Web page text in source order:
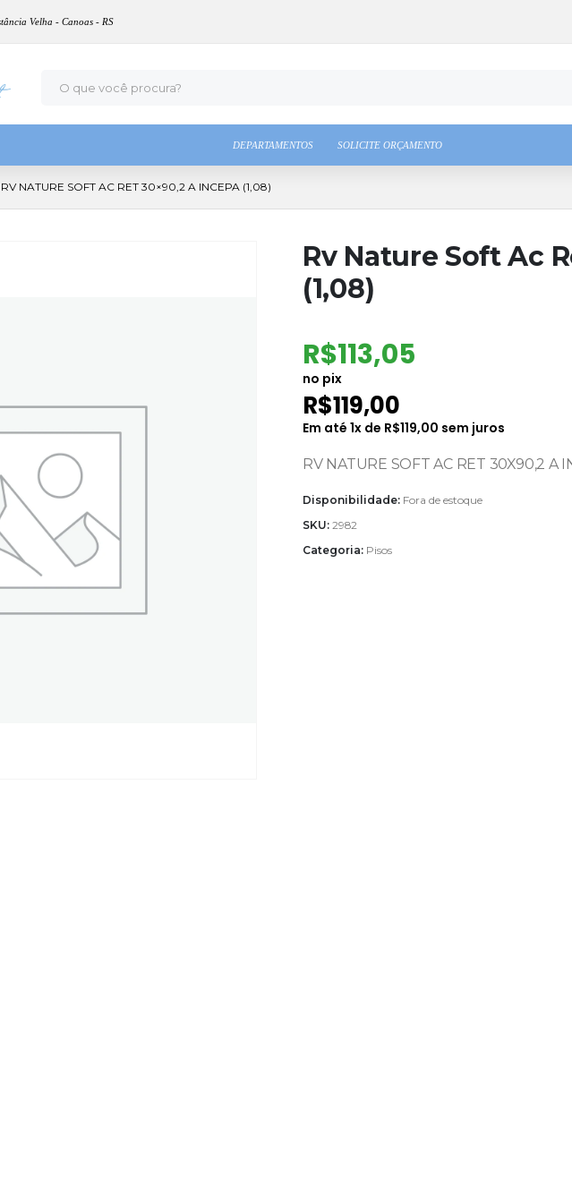
Velha - Canoas - RS
DEPARTAMENTOS SOLICITE ORÇAMENTO
RV NATURE SOFT AC RET 30×90,2 A INCEPA (1,08)
Rv Nature Soft Ac
(1,08)
R$113,05
no pix
R$119,00
Em até 1x de R$119,00 sem juros
RV NATURE SOFT AC RET 30X90,2 A
Disponibilidade: Fora de estoque
SKU: 2982
Categoria: Pisos